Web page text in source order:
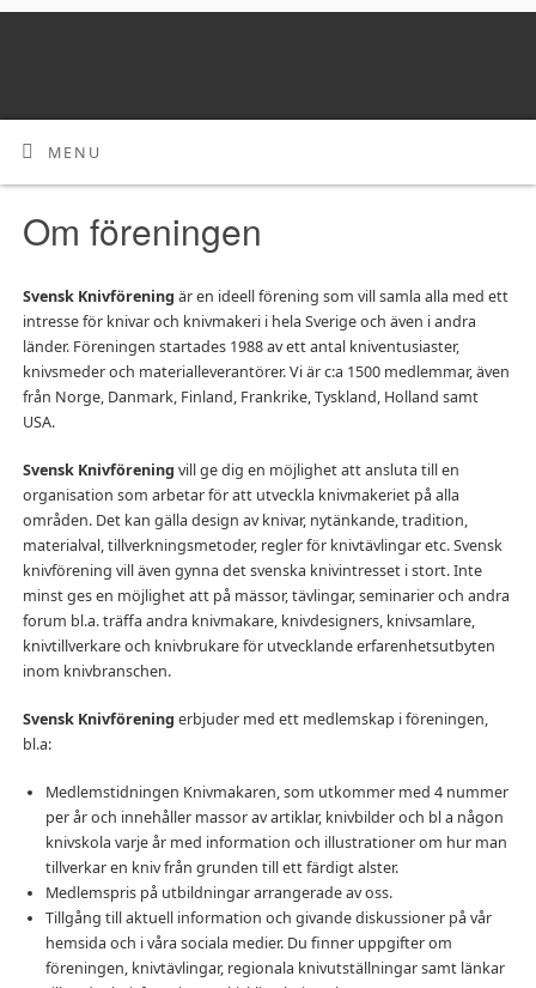
MENU
Om föreningen
Svensk Knivförening är en ideell förening som vill samla alla med ett
intresse för knivar och knivmakeri i hela Sverige och även i andra
länder. Föreningen startades 1988 av ett antal kniventusiaster,
knivsmeder och materialleverantörer. Vi är c:a 1500 medlemmar, även
från Norge, Danmark, Finland, Frankrike, Tyskland, Holland samt
USA.
Svensk Knivförening vill ge dig en möjlighet att ansluta till en
organisation som arbetar för att utveckla knivmakeriet på alla
områden. Det kan gälla design av knivar, nytänkande, tradition,
materialval, tillverkningsmetoder, regler för knivtävlingar etc. Svensk
knivförening vill även gynna det svenska knivintresset i stort. Inte
minst ges en möjlighet att på mässor, tävlingar, seminarier och andra
forum bl.a. träffa andra knivmakare, knivdesigners, knivsamlare,
knivtillverkare och knivbrukare för utvecklande erfarenhetsutbyten
inom knivbranschen.
Svensk Knivförening erbjuder med ett medlemskap i föreningen,
bl.a:
Medlemstidningen Knivmakaren, som utkommer med 4 nummer
per år och innehåller massor av artiklar, knivbilder och bl a någon
knivskola varje år med information och illustrationer om hur man
tillverkar en kniv från grunden till ett färdigt alster.
Medlemspris på utbildningar arrangerade av oss.
Tillgång till aktuell information och givande diskussioner på vår
hemsida och i våra sociala medier. Du finner uppgifter om
föreningen, knivtävlingar, regionala knivutställningar samt länkar